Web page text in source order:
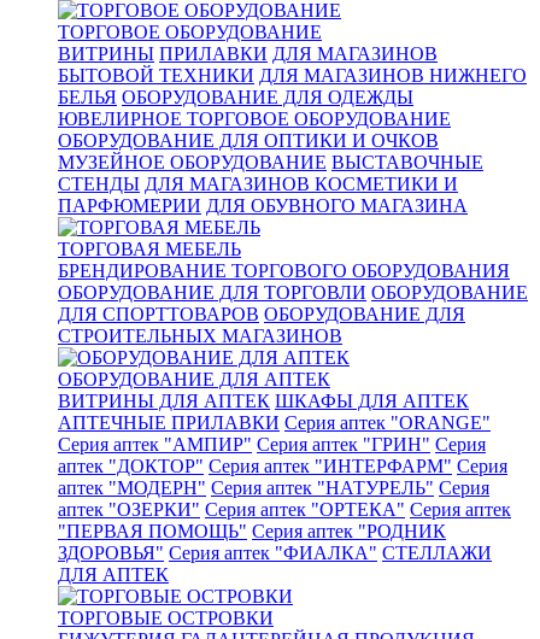
ТОРГОВОЕ ОБОРУДОВАНИЕ
ВИТРИНЫ ПРИЛАВКИ ДЛЯ МАГАЗИНОВ
БЫТОВОЙ ТЕХНИКИ ДЛЯ МАГАЗИНОВ НИЖНЕГО
БЕЛЬЯ ОБОРУДОВАНИЕ ДЛЯ ОДЕЖДЫ
ЮВЕЛИРНОЕ ТОРГОВОЕ ОБОРУДОВАНИЕ
ОБОРУДОВАНИЕ ДЛЯ ОПТИКИ И ОЧКОВ
МУЗЕЙНОЕ ОБОРУДОВАНИЕ ВЫСТАВОЧНЫЕ
СТЕНДЫ ДЛЯ МАГАЗИНОВ КОСМЕТИКИ И
ПАРФЮМЕРИИ ДЛЯ ОБУВНОГО МАГАЗИНА
ТОРГОВАЯ МЕБЕЛЬ
БРЕНДИРОВАНИЕ ТОРГОВОГО ОБОРУДОВАНИЯ
ОБОРУДОВАНИЕ ДЛЯ ТОРГОВЛИ ОБОРУДОВАНИЕ
ДЛЯ СПОРТТОВАРОВ ОБОРУДОВАНИЕ ДЛЯ
СТРОИТЕЛЬНЫХ МАГАЗИНОВ
ОБОРУДОВАНИЕ ДЛЯ АПТЕК
ВИТРИНЫ ДЛЯ АПТЕК ШКАФЫ ДЛЯ АПТЕК
АПТЕЧНЫЕ ПРИЛАВКИ Серия аптек "ORANGE"
Серия аптек "АМПИР" Серия аптек "ГРИН" Серия
аптек "ДОКТОР" Серия аптек "ИНТЕРФАРМ" Серия
аптек "МОДЕРН" Серия аптек "НАТУРЕЛЬ" Серия
аптек "ОЗЕРКИ" Серия аптек "ОРТЕКА" Серия аптек
"ПЕРВАЯ ПОМОЩЬ" Серия аптек "РОДНИК
ЗДОРОВЬЯ" Серия аптек "ФИАЛКА" СТЕЛЛАЖИ
ДЛЯ АПТЕК
ТОРГОВЫЕ ОСТРОВКИ